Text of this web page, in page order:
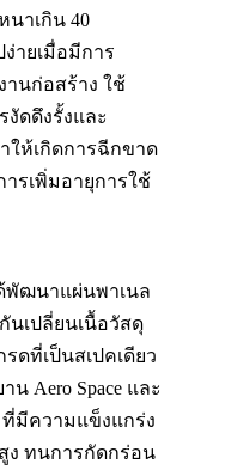
าเกิน 40
ายเมื่อมีการ
นก่อสร้าง ใช้
ดดึงรั้งและ
ให้เกิดการฉีกขาด
ารเพิ่มอายุการใช้
ด้พัฒนาแผ่นพาเนล
นเปลี่ยนเนื้อวัสดุ
ดที่เป็นสเปคเดียว
Aero Space และ
ที่มีความแข็งแกร่ง
สูง ทนการกัดกร่อน